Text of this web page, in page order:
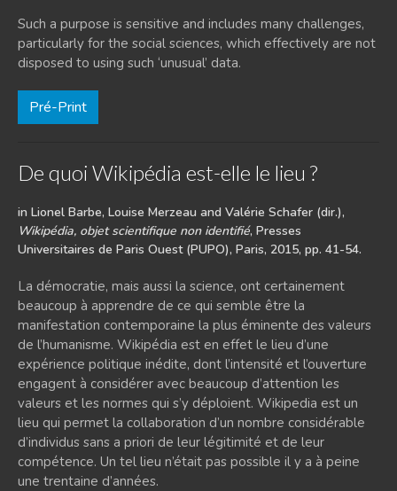
Such a purpose is sensitive and includes many challenges,
particularly for the social sciences, which effectively are not
disposed to using such ‘unusual’ data.
Pré-Print
De quoi Wikipédia est-elle le lieu ?
in Lionel Barbe, Louise Merzeau and Valérie Schafer (dir.),
Wikipédia, objet scientifique non identifié, Presses
Universitaires de Paris Ouest (PUPO), Paris, 2015, pp. 41-54.
La démocratie, mais aussi la science, ont certainement
beaucoup à apprendre de ce qui semble être la
manifestation contemporaine la plus éminente des valeurs
de l’humanisme. Wikipédia est en effet le lieu d’une
expérience politique inédite, dont l’intensité et l’ouverture
engagent à considérer avec beaucoup d’attention les
valeurs et les normes qui s’y déploient. Wikipedia est un
lieu qui permet la collaboration d’un nombre considérable
d’individus sans a priori de leur légitimité et de leur
compétence. Un tel lieu n’était pas possible il y a à peine
une trentaine d’années.